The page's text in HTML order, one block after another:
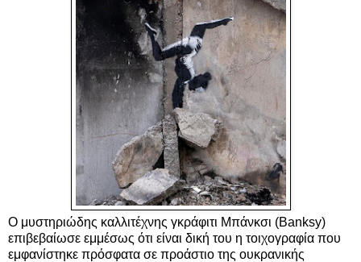
Ο μυστηριώδης καλλιτέχνης γκράφιτι Μπάνκσι (Banksy)
επιβεβαίωσε εμμέσως ότι είναι δική του η τοιχογραφία που
εμφανίστηκε πρόσφατα σε προάστιο της ουκρανικής